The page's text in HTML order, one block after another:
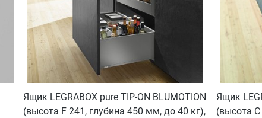
Ящик LEGRABOX pure TIP-ON BLUMOTION
(высота F 241, глубина 450 мм, до 40 кг),
Ящик
(высота